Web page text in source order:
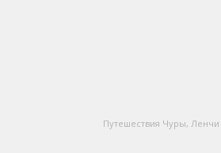
Путешествия Чуры,